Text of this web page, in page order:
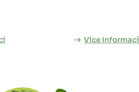
Více informací